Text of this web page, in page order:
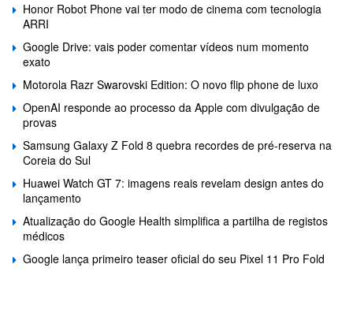
Honor Robot Phone vai ter modo de cinema com tecnologia
ARRI
Google Drive: vais poder comentar vídeos num momento
exato
Motorola Razr Swarovski Edition: O novo flip phone de luxo
OpenAI responde ao processo da Apple com divulgação de
provas
Samsung Galaxy Z Fold 8 quebra recordes de pré-reserva na
Coreia do Sul
Huawei Watch GT 7: imagens reais revelam design antes do
lançamento
Atualização do Google Health simplifica a partilha de registos
médicos
Google lança primeiro teaser oficial do seu Pixel 11 Pro Fold